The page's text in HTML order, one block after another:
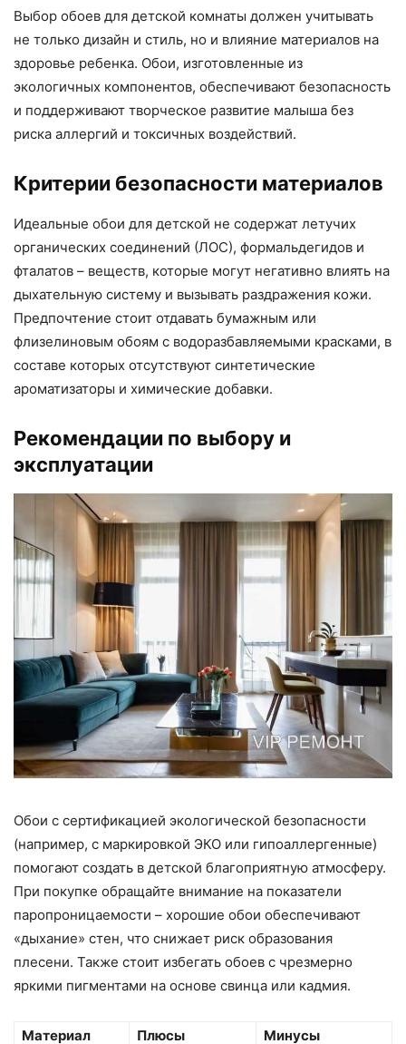
Выбор обоев для детской комнаты должен учитывать
не только дизайн и стиль, но и влияние материалов на
здоровье ребенка. Обои, изготовленные из
экологичных компонентов, обеспечивают безопасность
и поддерживают творческое развитие малыша без
риска аллергий и токсичных воздействий.
Критерии безопасности материалов
Идеальные обои для детской не содержат летучих
органических соединений (ЛОС), формальдегидов и
фталатов – веществ, которые могут негативно влиять на
дыхательную систему и вызывать раздражения кожи.
Предпочтение стоит отдавать бумажным или
флизелиновым обоям с водоразбавляемыми красками, в
составе которых отсутствуют синтетические
ароматизаторы и химические добавки.
Рекомендации по выбору и
эксплуатации
Обои с сертификацией экологической безопасности
(например, с маркировкой ЭКО или гипоаллергенные)
помогают создать в детской благоприятную атмосферу.
При покупке обращайте внимание на показатели
паропроницаемости – хорошие обои обеспечивают
«дыхание» стен, что снижает риск образования
плесени. Также стоит избегать обоев с чрезмерно
яркими пигментами на основе свинца или кадмия.
Материал Плюсы Минусы